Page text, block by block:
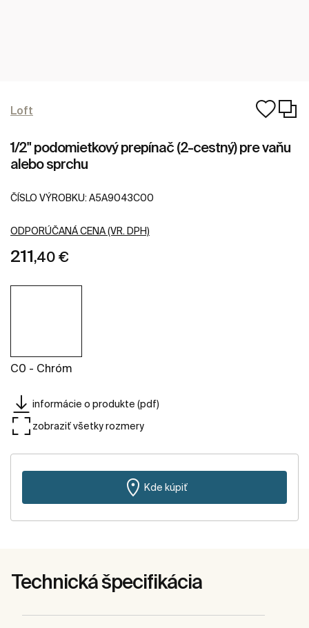
Loft
1/2" podomietkový prepínač (2-cestný) pre vaňu
alebo sprchu
ČÍSLO VÝROBKU: A5A9043C00
ODPORÚČANÁ CENA (VR. DPH)
211,40 €
C0 - Chróm
informácie o produkte (pdf)
zobraziť všetky rozmery
Kde kúpiť
Technická špecifikácia